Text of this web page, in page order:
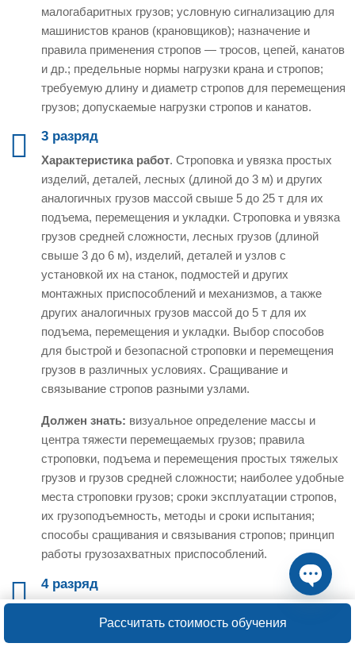
малогабаритных грузов; условную сигнализацию для
машинистов кранов (крановщиков); назначение и
правила применения стропов — тросов, цепей, канатов
и др.; предельные нормы нагрузки крана и стропов;
требуемую длину и диаметр стропов для перемещения
грузов; допускаемые нагрузки стропов и канатов.
3 разряд
Характеристика работ. Строповка и увязка простых
изделий, деталей, лесных (длиной до 3 м) и других
аналогичных грузов массой свыше 5 до 25 т для их
подъема, перемещения и укладки. Строповка и увязка
грузов средней сложности, лесных грузов (длиной
свыше 3 до 6 м), изделий, деталей и узлов с
установкой их на станок, подмостей и других
монтажных приспособлений и механизмов, а также
других аналогичных грузов массой до 5 т для их
подъема, перемещения и укладки. Выбор способов
для быстрой и безопасной строповки и перемещения
грузов в различных условиях. Сращивание и
связывание стропов разными узлами.
Должен знать: визуальное определение массы и
центра тяжести перемещаемых грузов; правила
строповки, подъема и перемещения простых тяжелых
грузов и грузов средней сложности; наиболее удобные
места строповки грузов; сроки эксплуатации стропов,
их грузоподъемность, методы и сроки испытания;
способы сращивания и связывания стропов; принцип
работы грузозахватных приспособлений.
4 разряд
Характеристика работ. Строповка и увязка простых
изделий, деталей, лесных (длиной до 3 м) и других
Open
Рассчитать стоимость обучения